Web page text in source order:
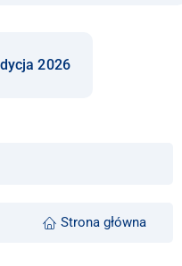
2026
Strona główna